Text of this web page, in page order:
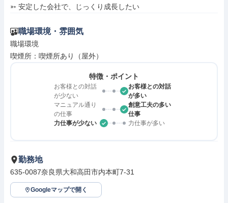
➳ 安定した会社で、じっくり成長したい
職場環境・雰囲気
職場環境
喫煙所：喫煙所あり（屋外）
特徴・ポイント
お客様との対話
が少ない
お客様との対話
が多い
マニュアル通り
の仕事
創意工夫の多い
仕事
力仕事が少ない
力仕事が多い
勤務地
635-0087奈良県大和高田市内本町7-31
Googleマップで開く